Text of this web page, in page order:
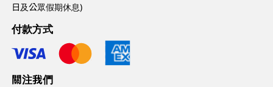
日及公眾假期休息)
付款方式
關注我們